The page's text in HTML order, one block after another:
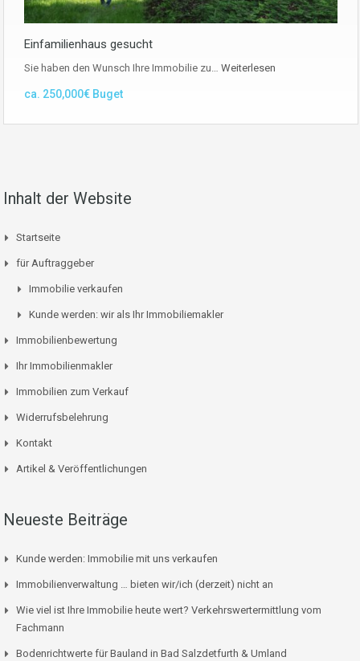
Einfamilienhaus gesucht
Sie haben den Wunsch Ihre Immobilie zu… Weiterlesen
ca. 250,000€ Buget
Inhalt der Website
Startseite
für Auftraggeber
Immobilie verkaufen
Kunde werden: wir als Ihr Immobiliemakler
Immobilienbewertung
Ihr Immobilienmakler
Immobilien zum Verkauf
Widerrufsbelehrung
Kontakt
Artikel & Veröffentlichungen
Neueste Beiträge
Kunde werden: Immobilie mit uns verkaufen
Immobilienverwaltung … bieten wir/ich (derzeit) nicht an
Wie viel ist Ihre Immobilie heute wert? Verkehrswertermittlung vom
Fachmann
Bodenrichtwerte für Bauland in Bad Salzdetfurth & Umland